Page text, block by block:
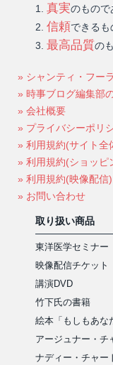
真実のもので
信頼できるも
最高品質の
» シャンティ・フー
» 時事ブログ編集部
» 会社概要
» プライバシーポリ
» 利用規約(サイト全
» 利用規約(ショッピ
» 利用規約(映像配信)
» お問い合わせ
取り扱い商品
東洋医学セミナー
映像配信チケット
講演DVD
竹下氏の書籍
絵本「もしもあな
アージュナー・チ
ナディー・チャー